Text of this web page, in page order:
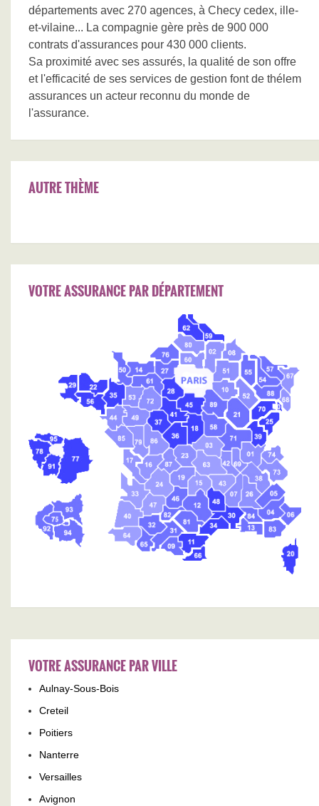
départements avec 270 agences, à Checy cedex, ille-
et-vilaine... La compagnie gère près de 900 000
contrats d'assurances pour 430 000 clients.
Sa proximité avec ses assurés, la qualité de son offre
et l'efficacité de ses services de gestion font de thélem
assurances un acteur reconnu du monde de
l'assurance.
AUTRE THÈME
VOTRE ASSURANCE PAR DÉPARTEMENT
VOTRE ASSURANCE PAR VILLE
Aulnay-Sous-Bois
Creteil
Poitiers
Nanterre
Versailles
Avignon